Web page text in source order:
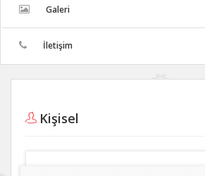
Galeri
İletişim
Kişisel